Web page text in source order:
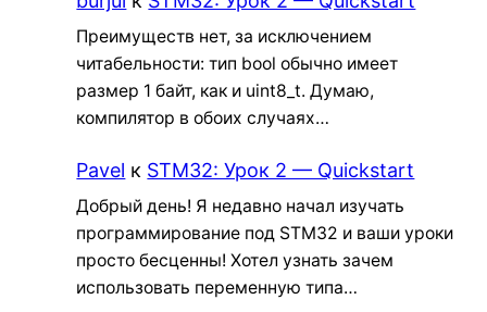
Преимуществ нет, за исключением
читабельности: тип bool обычно имеет
размер 1 байт, как и uint8_t. Думаю,
компилятор в обоих случаях…
Pavel к STM32: Урок 2 — Quickstart
Добрый день! Я недавно начал изучать
программирование под STM32 и ваши уроки
просто бесценны! Хотел узнать зачем
использовать переменную типа…